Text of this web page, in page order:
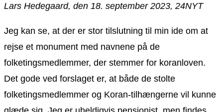
Lars Hedegaard, den 18. september 2023, 24NYT
Jeg kan se, at der er stor tilslutning til min ide om at
rejse et monument med navnene på de
folketingsmedlemmer, der stemmer for koranloven.
Det gode ved forslaget er, at både de stolte
folketingsmedlemmer og Koran-tilhængerne vil kunne